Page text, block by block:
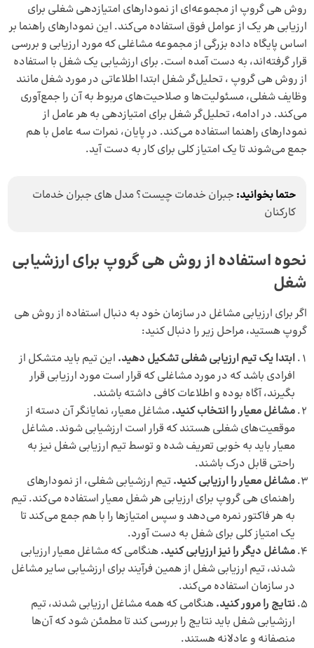
روش هی گروپ از مجموعه‌ای از نمودارهای امتیازدهی شغلی برای
ارزیابی هر یک از عوامل فوق استفاده می‌کند. این نمودارهای راهنما بر
اساس پایگاه داده بزرگی از مجموعه مشاغلی که مورد ارزیابی و بررسی
قرار گرفته‌اند، به دست آمده است. برای ارزشیابی یک شغل با استفاده
از روش هی گروپ ، تحلیل‌گر شغل ابتدا اطلاعاتی در مورد شغل مانند
وظایف شغلی، مسئولیت‌ها و صلاحیت‌های مربوط به آن را جمع‌آوری
می‌کند. در ادامه، تحلیل‌گر شغل برای امتیازدهی به هر عامل از
نمودارهای راهنما استفاده می‌کند. در پایان، نمرات سه عامل با هم
جمع می‌شوند تا یک امتیاز کلی برای کار به دست آید.
حتما بخوانید:جبران خدمات چیست؟ مدل های جبران خدمات
کارکنان
نحوه استفاده از روش هی گروپ برای ارزشیابی
شغل
اگر برای ارزیابی مشاغل در سازمان خود به دنبال استفاده از روش هی
گروپ هستید، مراحل زیر را دنبال کنید:
ابتدا یک تیم ارزیابی شغلی تشکیل دهید. این تیم باید متشکل از
افرادی باشد که در مورد مشاغلی که قرار است مورد ارزیابی قرار
بگیرند، آگاه بوده و اطلاعات کافی داشته باشند.
مشاغل معیار را انتخاب کنید.مشاغل معیار، نمایانگر آن دسته از
موقعیت‌های شغلی هستند که قرار است ارزشیابی شوند. مشاغل
معیار باید به خوبی تعریف شده و توسط تیم ارزیابی شغل نیز به
راحتی قابل درک باشند.
مشاغل معیار را ارزیابی کنید. تیم ارزشیابی شغلی، از نمودارهای
راهنمای هی گروپ برای ارزیابی هر شغل معیار استفاده می‌کند. تیم
به هر فاکتور نمره می‌دهد و سپس امتیازها را با هم جمع می‌کند تا
یک امتیاز کلی برای شغل به دست آورد.
مشاغل دیگر را نیز ارزیابی کنید.هنگامی که مشاغل معیار ارزیابی
شدند، تیم ارزیابی شغل از همین فرآیند برای ارزشیابی سایر مشاغل
در سازمان استفاده می‌کند.
نتایج را مرور کنید.هنگامی که همه مشاغل ارزیابی شدند، تیم
ارزشیابی شغل باید نتایج را بررسی کند تا مطمئن شود که آن‌ها
منصفانه و عادلانه هستند.